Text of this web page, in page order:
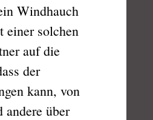
Windhauch
einer solchen
auf die
der
kann, von
andere über